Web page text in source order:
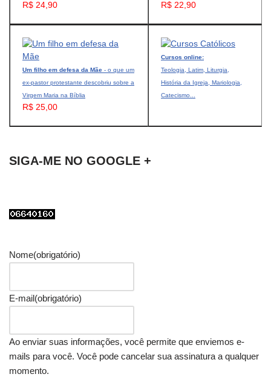
R$ 24,90 R$ 22,90
Um filho em defesa da Mãe - o que um
ex-pastor protestante descobriu sobre a
Virgem Maria na Bíblia
R$ 25,00
Cursos online:
Teologia, Latim, Liturgia,
História da Igreja, Mariologia,
Catecismo...
SIGA-ME NO GOOGLE +
Nome(obrigatório)
E-mail(obrigatório)
Ao enviar suas informações, você permite que enviemos e-
mails para você. Você pode cancelar sua assinatura a qualquer
momento.